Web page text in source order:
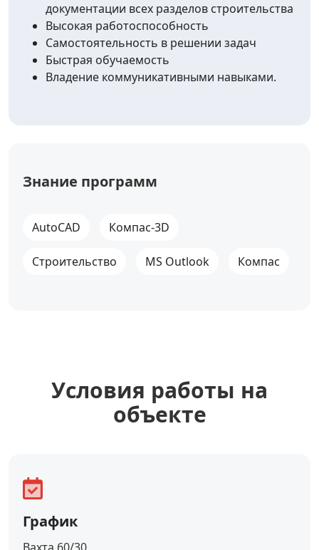
документации всех разделов строительства
Высокая работоспособность
Самостоятельность в решении задач
Быстрая обучаемость
Владение коммуникативными навыками.
Знание программ
AutoCAD Компас-3D
Строительство MS Outlook Компас
Уcловия работы на
объекте
График